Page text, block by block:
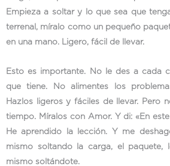
Empieza a soltar y lo que sea que
terrenal, míralo como un pequeño
en una mano. Ligero, fácil de llevar.
Esto es importante. No le des a cada
que tiene. No alimentes los
Hazlos ligeros y fáciles de llevar. Pero
tiempo. Míralos con Amor. Y di: «En
He aprendido la lección. Y me
mismo soltando la carga, el paquete,
mismo soltándote.